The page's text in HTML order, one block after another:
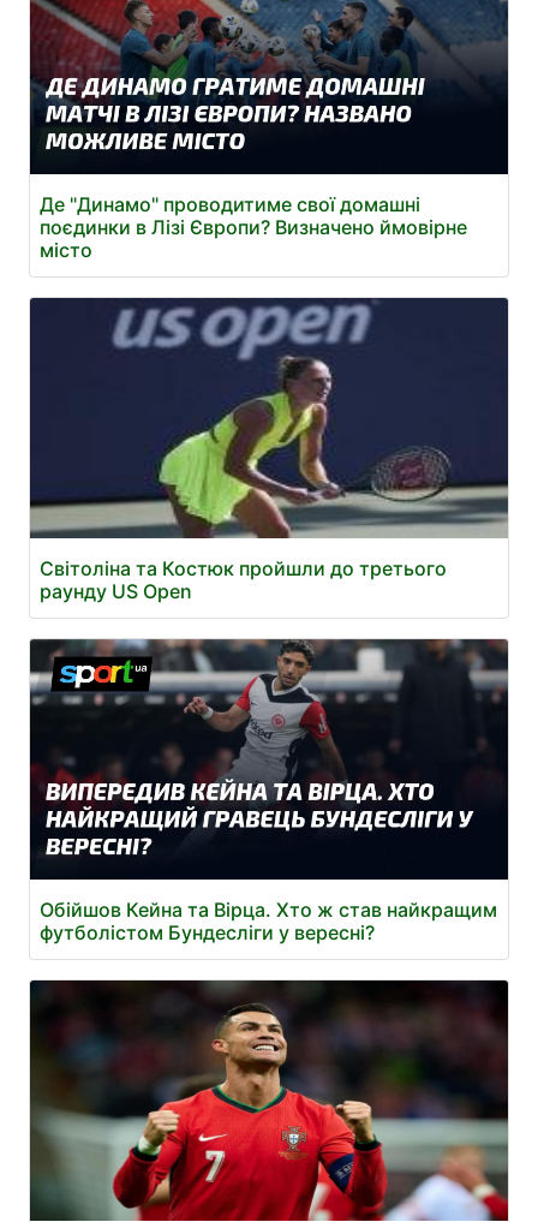
Де "Динамо" проводитиме свої домашні
поєдинки в Лізі Європи? Визначено ймовірне
місто
Світоліна та Костюк пройшли до третього
раунду US Open
Обійшов Кейна та Вірца. Хто ж став найкращим
футболістом Бундесліги у вересні?